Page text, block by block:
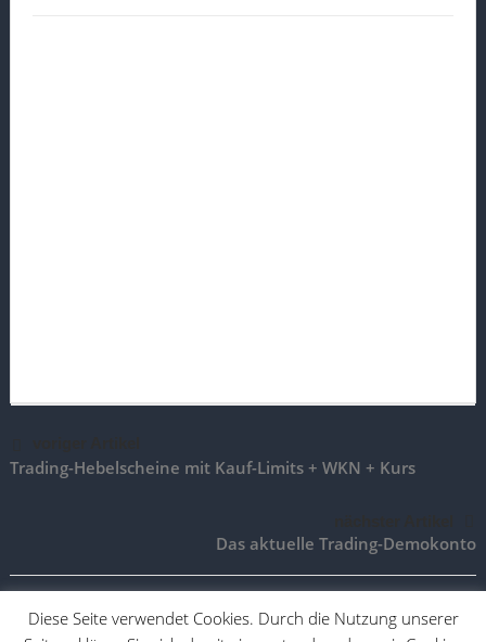
Trading-Hebelscheine mit Kauf-Limits + WKN + Kurs
Das aktuelle Trading-Demokonto
Diese Seite verwendet Cookies. Durch die Nutzung unserer